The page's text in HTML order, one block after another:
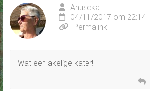
Anuscka
04/11/2017 om 22:14
Permalink
Wat een akelige kater!